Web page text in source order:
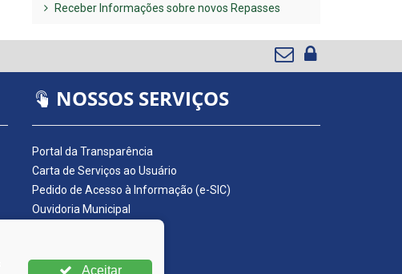
Receber Informações sobre novos Repasses
NOSSOS SERVIÇOS
Portal da Transparência
Carta de Serviços ao Usuário
Pedido de Acesso à Informação (e-SIC)
Ouvidoria Municipal
Nota Fiscal Eletrônica
Aceitar